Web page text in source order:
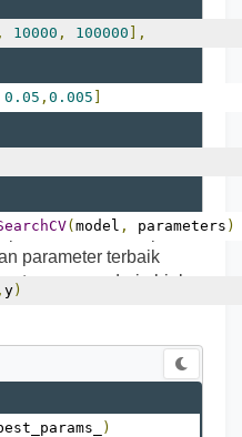
, 10000 , 100000 ],
0.05 , 0.005 ]
(model , parameters )
, y)
parameter terbaik pada
parameter terbaik
dari objek
)